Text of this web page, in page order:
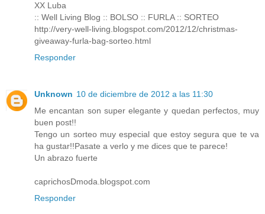
XX Luba
:: Well Living Blog :: BOLSO :: FURLA :: SORTEO
http://very-well-living.blogspot.com/2012/12/christmas-
giveaway-furla-bag-sorteo.html
Responder
Unknown 10 de diciembre de 2012 a las 11:30
Me encantan son super elegante y quedan perfectos, muy
buen post!!
Tengo un sorteo muy especial que estoy segura que te va
ha gustar!!Pasate a verlo y me dices que te parece!
Un abrazo fuerte
caprichosDmoda.blogspot.com
Responder